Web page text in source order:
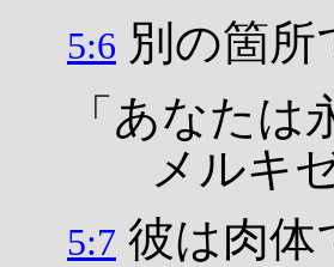
5:6 別の箇
「あなたは
メルキゼ
5:7 彼は肉体